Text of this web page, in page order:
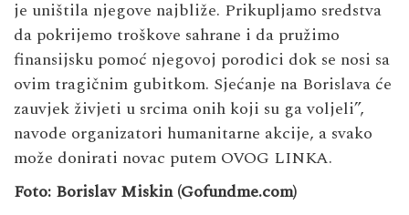
je uništila njegove najbliže. Prikupljamo sredstva
da pokrijemo troškove sahrane i da pružimo
finansijsku pomoć njegovoj porodici dok se nosi sa
ovim tragičnim gubitkom. Sjećanje na Borislava će
zauvjek živjeti u srcima onih koji su ga voljeli”,
navode organizatori humanitarne akcije, a svako
može donirati novac putem OVOG LINKA.
Foto: Borislav Miskin (Gofundme.com)